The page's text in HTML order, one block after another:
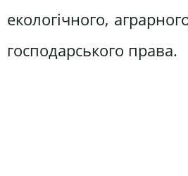
екологічного,
господарського права.